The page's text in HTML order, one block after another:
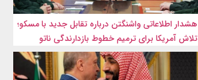
هشدار اطلاعاتی واشنگتن درباره تقابل جدید با مسکو؛
تلاش آمریکا برای ترمیم خطوط بازدارندگی ناتو